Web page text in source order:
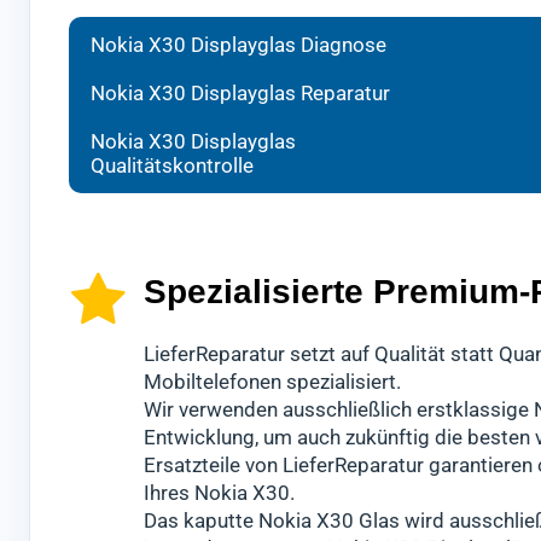
Nokia X30 Displayglas Diagnose
Nokia X30 Displayglas Reparatur
Nokia X30 Displayglas
Qualitätskontrolle
Für
Spezialisierte
LieferReparatur setzt auf Qualität statt
Mobiltelefonen spezialisiert.
Wir verwenden ausschließlich erstklassige
Entwicklung, um auch zukünftig die
Ersatzteile von LieferReparatur
Ihres Nokia X30.
Das kaputte Nokia X30 Glas wird